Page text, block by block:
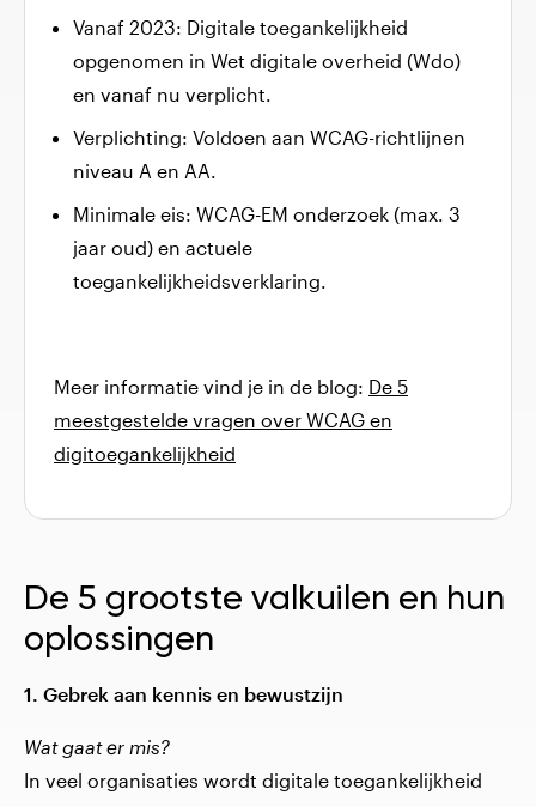
Vanaf 2023: Digitale toegankelijkheid
opgenomen in Wet digitale overheid (Wdo)
en vanaf nu verplicht.
Verplichting: Voldoen aan WCAG-richtlijnen
niveau A en AA.
Minimale eis: WCAG-EM onderzoek (max. 3
jaar oud) en actuele
toegankelijkheidsverklaring.
Meer informatie vind je in de blog: De 5
meestgestelde vragen over WCAG en
digitoegankelijkheid
De 5 grootste valkuilen en hun
oplossingen
1. Gebrek aan kennis en bewustzijn
Wat gaat er mis?
In veel organisaties wordt digitale toegankelijkheid